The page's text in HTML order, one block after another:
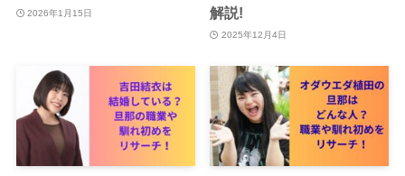
2026年1月15日
解説!
2025年12月4日